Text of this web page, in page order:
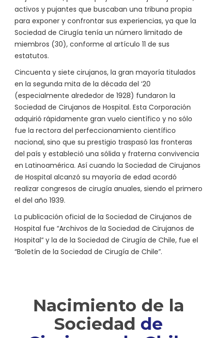
activos y pujantes que buscaban una tribuna propia
para exponer y confrontar sus experiencias, ya que la
Sociedad de Cirugía tenía un número limitado de
miembros (30), conforme al artículo 11 de sus
estatutos.
Cincuenta y siete cirujanos, la gran mayoría titulados
en la segunda mita de la década del ’20
(especialmente alrededor de 1928) fundaron la
Sociedad de Cirujanos de Hospital. Esta Corporación
adquirió rápidamente gran vuelo científico y no sólo
fue la rectora del perfeccionamiento científico
nacional, sino que su prestigio traspasó las fronteras
del país y estableció una sólida y fraterna convivencia
en Latinoamérica. Así cuando la Sociedad de Cirujanos
de Hospital alcanzó su mayoría de edad acordó
realizar congresos de cirugía anuales, siendo el primero
el del año 1939.
La publicación oficial de la Sociedad de Cirujanos de
Hospital fue “Archivos de la Sociedad de Cirujanos de
Hospital” y la de la Sociedad de Cirugía de Chile, fue el
“Boletín de la Sociedad de Cirugía de Chile”.
Nacimiento de la
Sociedad de